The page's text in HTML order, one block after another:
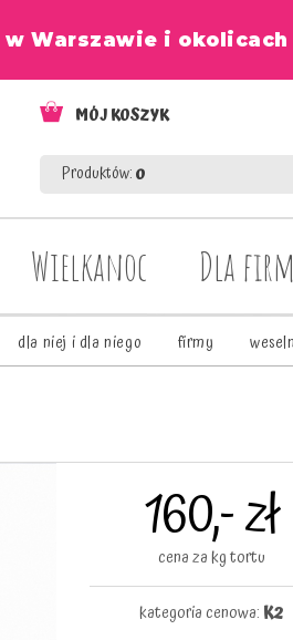
Warszawie i okolicach
MÓJ KOSZYK
Produktów:0
Wielkanoc Dla firm
dla niej i dla niego firmy
160,- zł
cena za kg tortu
kategoria cenowa: K2